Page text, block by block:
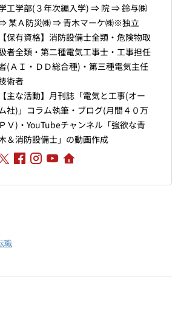
工学部(３年次編入学) ⇒ 院 ⇒ 鈴与㈱
某Ａ防災㈱ ⇒ 青木マーケ㈱※独立
【保有資格】消防設備士全類・危険物取
者全類・第二種電気工事士・工事担任
(ＡＩ・ＤＤ総合種)・第三種電気主任
術者
【主な活動】月刊誌「電気と工事(オー
社)」コラム執筆・ブログ(月間４０万
ＰＶ)・YouTubeチャンネル「強欲な青
＆消防設備士」の動画作成
職